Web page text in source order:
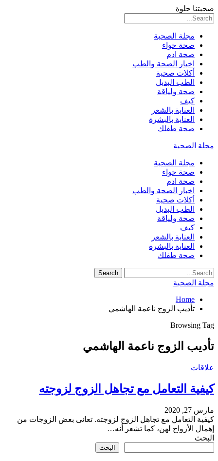
صحبتنا حلوة
مجلة الصحبة
صحة حواء
صحة ادم
اخبار الصحة والطب
أكلات صحية
الطب البديل
صحة ولياقة
كيف
العناية بالشعر
العناية بالبشرة
صحة طفلك
مجلة الصحبة
مجلة الصحبة
صحة حواء
صحة ادم
اخبار الصحة والطب
أكلات صحية
الطب البديل
صحة ولياقة
كيف
العناية بالشعر
العناية بالبشرة
صحة طفلك
مجلة الصحبة
Home
تأديب الزوج ناعمة الهاشمي
Browsing Tag
تأديب الزوج ناعمة الهاشمي
علاقات
كيفية التعامل مع تجاهل الزوج لزوجته
مارس 27, 2020
كيفية التعامل مع تجاهل الزوج لزوجته. تعانى بعض الزوجات من
إهمال الأزواج لهن، كما تشعر أنه…
البحث
البحث